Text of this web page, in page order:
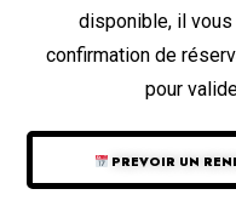
disponible, il
confirmation de
pour
PREVOIR UN